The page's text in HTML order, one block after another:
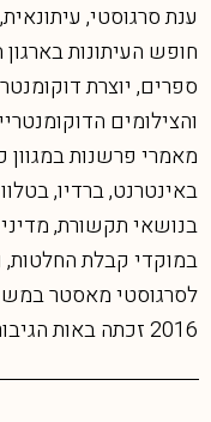
ענת סרגוסטי,
חופש העיתונות
ספרים, יוצרת
מאמרי פרשנות במגוון
באינטרנט, ברדיו,
בנושאי תקשורת,
במוקדי קבלת החלטות,
לסרגוסטי מאסטר
2016 זכתה באות הגיבור האלמוני על שם מרתין לותר קינג.